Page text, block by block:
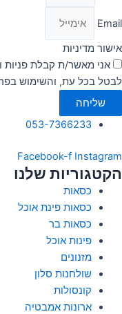
Email
אישור מדיניות
אני מאשר/ת קבלת פניות
לבטל בכל עת, והשימוש
שליחה
053-7366233
Facebook-f Instagram
הקטגוריות שלנו
כסאות
כסאות פינת אוכל
כסאות בר
פינות אוכל
מזנונים
שולחנות סלון
קונסולות
ארונות אמבטיה